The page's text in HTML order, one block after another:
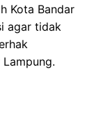
Kota Bandar
agar tidak